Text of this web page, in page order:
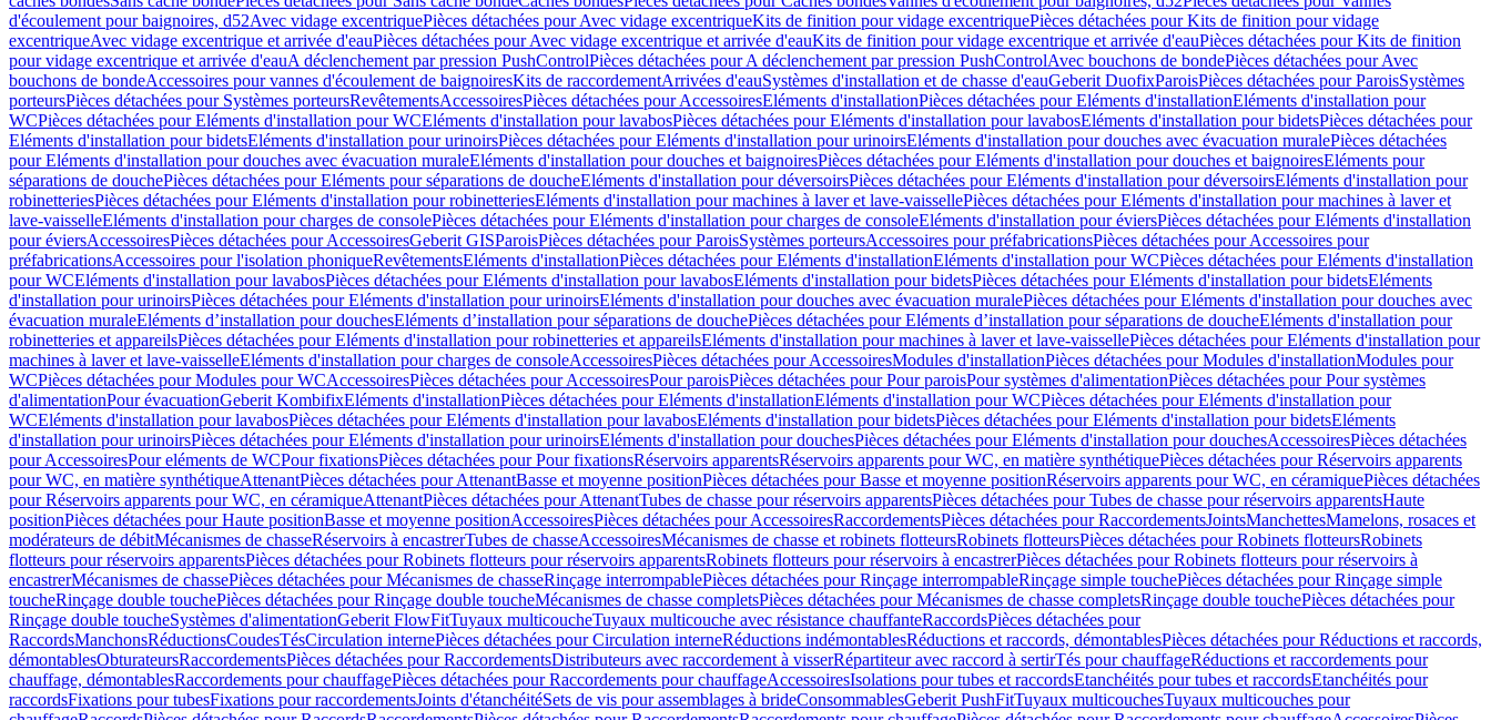
d'écoulement pour baignoires, d52Avec vidage excentriquePièces détachées pour Avec vidage excentriqueKits de finition pour vidage excentriquePièces détachées pour Kits de finition pour vidage
excentriqueAvec vidage excentrique et arrivée d'eauPièces détachées pour Avec vidage excentrique et arrivée d'eauKits de finition pour vidage excentrique et arrivée d'eauPièces détachées pour Kits de finition
pour vidage excentrique et arrivée d'eauA déclenchement par pression PushControlPièces détachées pour A déclenchement par pression PushControlAvec bouchons de bondePièces détachées pour Avec
bouchons de bondeAccessoires pour vannes d'écoulement de baignoiresKits de raccordementArrivées d'eauSystèmes d'installation et de chasse d'eauGeberit DuofixParoisPièces détachées pour ParoisSystèmes
porteursPièces détachées pour Systèmes porteursRevêtementsAccessoiresPièces détachées pour AccessoiresEléments d'installationPièces détachées pour Eléments d'installationEléments d'installation pour
WCPièces détachées pour Eléments d'installation pour WCEléments d'installation pour lavabosPièces détachées pour Eléments d'installation pour lavabosEléments d'installation pour bidetsPièces détachées pour
Eléments d'installation pour bidetsEléments d'installation pour urinoirsPièces détachées pour Eléments d'installation pour urinoirsEléments d'installation pour douches avec évacuation muralePièces détachées
pour Eléments d'installation pour douches avec évacuation muraleEléments d'installation pour douches et baignoiresPièces détachées pour Eléments d'installation pour douches et baignoiresEléments pour
séparations de douchePièces détachées pour Eléments pour séparations de doucheEléments d'installation pour déversoirsPièces détachées pour Eléments d'installation pour déversoirsEléments d'installation pour
robinetteriesPièces détachées pour Eléments d'installation pour robinetteriesEléments d'installation pour machines à laver et lave-vaissellePièces détachées pour Eléments d'installation pour machines à laver et
lave-vaisselleEléments d'installation pour charges de consolePièces détachées pour Eléments d'installation pour charges de consoleEléments d'installation pour éviersPièces détachées pour Eléments d'installation
pour éviersAccessoiresPièces détachées pour AccessoiresGeberit GISParoisPièces détachées pour ParoisSystèmes porteursAccessoires pour préfabricationsPièces détachées pour Accessoires pour
préfabricationsAccessoires pour l'isolation phoniqueRevêtementsEléments d'installationPièces détachées pour Eléments d'installationEléments d'installation pour WCPièces détachées pour Eléments d'installation
pour WCEléments d'installation pour lavabosPièces détachées pour Eléments d'installation pour lavabosEléments d'installation pour bidetsPièces détachées pour Eléments d'installation pour bidetsEléments
d'installation pour urinoirsPièces détachées pour Eléments d'installation pour urinoirsEléments d'installation pour douches avec évacuation muralePièces détachées pour Eléments d'installation pour douches avec
évacuation muraleEléments d’installation pour douchesEléments d’installation pour séparations de douchePièces détachées pour Eléments d’installation pour séparations de doucheEléments d'installation pour
robinetteries et appareilsPièces détachées pour Eléments d'installation pour robinetteries et appareilsEléments d'installation pour machines à laver et lave-vaissellePièces détachées pour Eléments d'installation pour
machines à laver et lave-vaisselleEléments d'installation pour charges de consoleAccessoiresPièces détachées pour AccessoiresModules d'installationPièces détachées pour Modules d'installationModules pour
WCPièces détachées pour Modules pour WCAccessoiresPièces détachées pour AccessoiresPour paroisPièces détachées pour Pour paroisPour systèmes d'alimentationPièces détachées pour Pour systèmes
d'alimentationPour évacuationGeberit KombifixEléments d'installationPièces détachées pour Eléments d'installationEléments d'installation pour WCPièces détachées pour Eléments d'installation pour
WCEléments d'installation pour lavabosPièces détachées pour Eléments d'installation pour lavabosEléments d'installation pour bidetsPièces détachées pour Eléments d'installation pour bidetsEléments
d'installation pour urinoirsPièces détachées pour Eléments d'installation pour urinoirsEléments d'installation pour douchesPièces détachées pour Eléments d'installation pour douchesAccessoiresPièces détachées
pour AccessoiresPour eléments de WCPour fixationsPièces détachées pour Pour fixationsRéservoirs apparentsRéservoirs apparents pour WC, en matière synthétiquePièces détachées pour Réservoirs apparents
pour WC, en matière synthétiqueAttenantPièces détachées pour AttenantBasse et moyenne positionPièces détachées pour Basse et moyenne positionRéservoirs apparents pour WC, en céramiquePièces détachées
pour Réservoirs apparents pour WC, en céramiqueAttenantPièces détachées pour AttenantTubes de chasse pour réservoirs apparentsPièces détachées pour Tubes de chasse pour réservoirs apparentsHaute
positionPièces détachées pour Haute positionBasse et moyenne positionAccessoiresPièces détachées pour AccessoiresRaccordementsPièces détachées pour RaccordementsJointsManchettesMamelons, rosaces et
modérateurs de débitMécanismes de chasseRéservoirs à encastrerTubes de chasseAccessoiresMécanismes de chasse et robinets flotteursRobinets flotteursPièces détachées pour Robinets flotteursRobinets
flotteurs pour réservoirs apparentsPièces détachées pour Robinets flotteurs pour réservoirs apparentsRobinets flotteurs pour réservoirs à encastrerPièces détachées pour Robinets flotteurs pour réservoirs à
encastrerMécanismes de chassePièces détachées pour Mécanismes de chasseRinçage interrompablePièces détachées pour Rinçage interrompableRinçage simple touchePièces détachées pour Rinçage simple
toucheRinçage double touchePièces détachées pour Rinçage double toucheMécanismes de chasse completsPièces détachées pour Mécanismes de chasse completsRinçage double touchePièces détachées pour
Rinçage double toucheSystèmes d'alimentationGeberit FlowFitTuyaux multicoucheTuyaux multicouche avec résistance chauffanteRaccordsPièces détachées pour
RaccordsManchonsRéductionsCoudesTésCirculation internePièces détachées pour Circulation interneRéductions indémontablesRéductions et raccords, démontablesPièces détachées pour Réductions et raccords,
démontablesObturateursRaccordementsPièces détachées pour RaccordementsDistributeurs avec raccordement à visserRépartiteur avec raccord à sertirTés pour chauffageRéductions et raccordements pour
chauffage, démontablesRaccordements pour chauffagePièces détachées pour Raccordements pour chauffageAccessoiresIsolations pour tubes et raccordsEtanchéités pour tubes et raccordsEtanchéités pour
raccordsFixations pour tubesFixations pour raccordementsJoints d'étanchéitéSets de vis pour assemblages à brideConsommablesGeberit PushFitTuyaux multicouchesTuyaux multicouches pour